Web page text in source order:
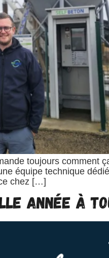
toujours comment
équipe technique
chez […]
année à